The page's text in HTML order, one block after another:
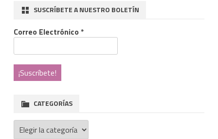
SUSCRÍBETE A NUESTRO BOLETÍN
Correo Electrónico *
CATEGORÍAS
Categorías